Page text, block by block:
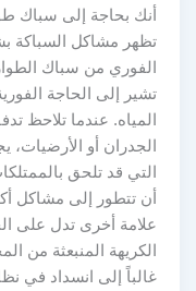
أنك بحاجة إلى سباك
تظهر مشاكل السباكة
الفوري من سباك
تشير إلى الحاجة
المياه. عندما تلاحظ
الجدران أو
التي قد تلحق
أن تتطور إلى مشاكل
علامة أخرى تدل على
الكريهة المنبعثة من
غالباً إلى انسداد في